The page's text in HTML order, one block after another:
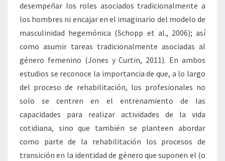
desempeñar los roles asociados tradicionalmente a
los hombres ni encajar en el imaginario del modelo de
masculinidad hegemónica (Schopp et al., 2006); así
como asumir tareas tradicionalmente asociadas al
género femenino (Jones y Curtin, 2011). En ambos
estudios se reconoce la importancia de que, a lo largo
del proceso de rehabilitación, los profesionales no
solo se centren en el entrenamiento de las
capacidades para realizar actividades de la vida
cotidiana, sino que también se planteen abordar
como parte de la rehabilitación los procesos de
transición en la identidad de género que suponen el (o